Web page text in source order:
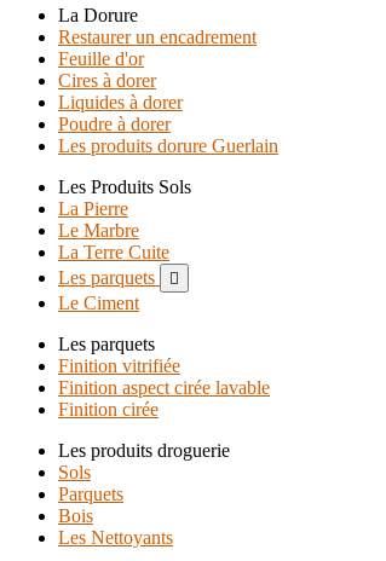
La Dorure
Restaurer un encadrement
Feuille d'or
Cires à dorer
Liquides à dorer
Poudre à dorer
Les produits dorure Guerlain
Les Produits Sols
La Pierre
Le Marbre
La Terre Cuite
Les parquets

Le Ciment
Les parquets
Finition vitrifiée
Finition aspect cirée lavable
Finition cirée
Les produits droguerie
Sols
Parquets
Bois
Les Nettoyants